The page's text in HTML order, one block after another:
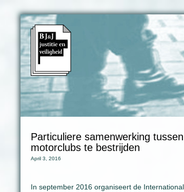
Particuliere samenwerking
motorclubs te bestrijden
April 3, 2016
In september 2016 organiseert de